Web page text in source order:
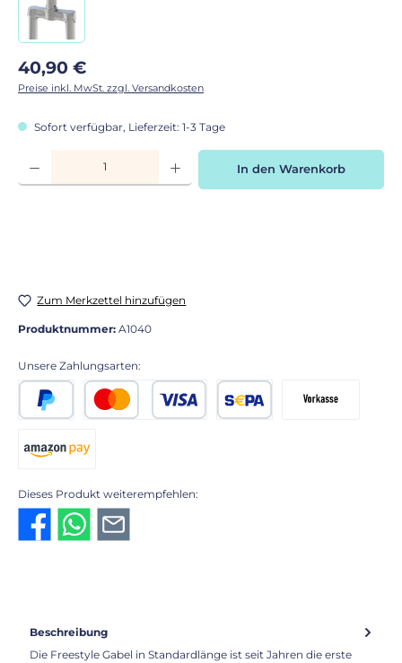
Regulärer Preis:
40,90 €
Preise inkl. MwSt. zzgl. Versandkosten
Sofort verfügbar, Lieferzeit: 1-3 Tage
Produkt Anzahl: Gib den gewünschten Wert ein oder benutze die
In den Warenkorb
Zum Merkzettel hinzufügen
Produktnummer: A1040
Unsere Zahlungsarten:
Dieses Produkt weiterempfehlen:
Beschreibung
Die Freestyle Gabel in Standardlänge ist seit Jahren die erste